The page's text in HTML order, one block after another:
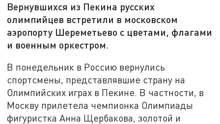
Вернувшихся из Пекина русских
олимпийцев встретили в московском
аэропорту Шереметьево с цветами, флагами
и военным оркестром.
В понедельник в Россию вернулись
спортсмены, представлявшие страну на
Олимпийских играх в Пекине. В частности, в
Москву прилетела чемпионка Олимпиады
фигуристка Анна Щербакова, золотой и